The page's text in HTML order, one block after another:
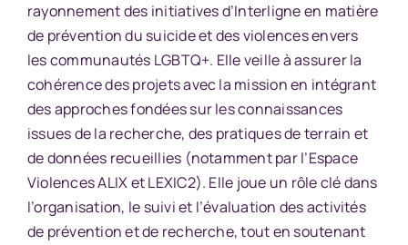
rayonnement des initiatives d’Interligne en matière
de prévention du suicide et des violences envers
les communautés LGBTQ+. Elle veille à assurer la
cohérence des projets avec la mission en intégrant
des approches fondées sur les connaissances
issues de la recherche, des pratiques de terrain et
de données recueillies (notamment par l’Espace
Violences ALIX et LEXIC2). Elle joue un rôle clé dans
l’organisation, le suivi et l’évaluation des activités
de prévention et de recherche, tout en soutenant